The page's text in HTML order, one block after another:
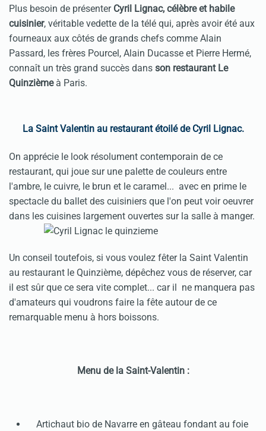
Plus besoin de présenter Cyril Lignac, célèbre et habile
cuisinier, véritable vedette de la télé qui, après avoir été aux
fourneaux aux côtés de grands chefs comme Alain
Passard, les frères Pourcel, Alain Ducasse et Pierre Hermé,
connaît un très grand succès dans son restaurant Le
Quinzième à Paris.
La Saint Valentin au restaurant étoilé de Cyril Lignac.
On apprécie le look résolument contemporain de ce
restaurant, qui joue sur une palette de couleurs entre
l'ambre, le cuivre, le brun et le caramel... avec en prime le
spectacle du ballet des cuisiniers que l'on peut voir oeuvrer
dans les cuisines largement ouvertes sur la salle à manger.
Un conseil toutefois, si vous voulez fêter la Saint Valentin
au restaurant le Quinzième, dépêchez vous de réserver, car
il est sûr que ce sera vite complet... car il ne manquera pas
d'amateurs qui voudrons faire la fête autour de ce
remarquable menu à hors boissons.
Menu de la Saint-Valentin :
Artichaut bio de Navarre en gâteau fondant au foie